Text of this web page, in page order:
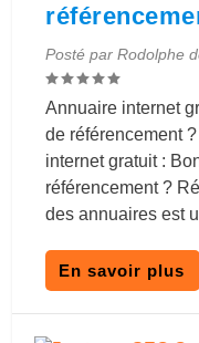
Posté parRodolphe
Annuaire internet
de référencement
internet gratuit :
référencement ?
des annuaires est
En savoir plus